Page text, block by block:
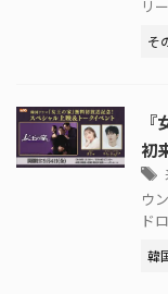
リ
そ
初
ウ
ド
韓